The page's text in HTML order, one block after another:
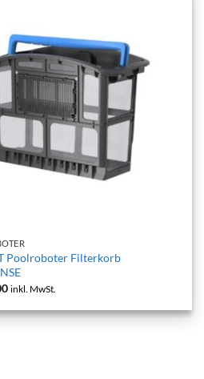
Poolroboter Filterkorb
inkl. MwSt.